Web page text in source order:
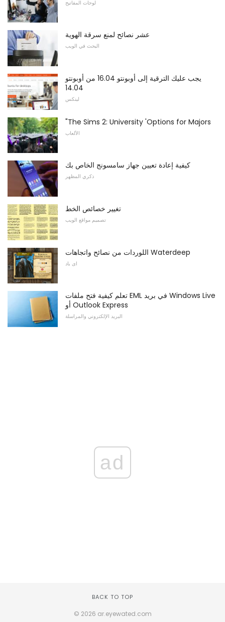
لوحات المفاتيح
عشر نصائح لمنع سرقة الهوية
البحث في الويب
يجب عليك الترقية إلى أوبونتو 16.04 من أوبونتو
14.04
لينكس
"The Sims 2: University 'Options for Majors
الألعاب
كيفية إعادة تعيين جهاز سامسونج الخاص بك
ذكري المظهر
تغيير خصائص الخط
تصميم مواقع الويب
اللوردات من نصائح واتجاهات Waterdeep
اى باد
تعلم كيفية فتح ملفات EML في بريد Windows Live
أو Outlook Express
البريد الإلكتروني والمراسلة
ad
BACK TO TOP
© 2026 ar.eyewated.com